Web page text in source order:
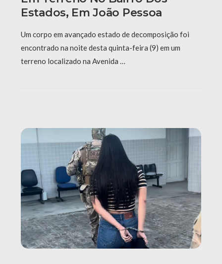
Estados, Em João Pessoa
Um corpo em avançado estado de decomposição foi
encontrado na noite desta quinta-feira (9) em um
terreno localizado na Avenida …